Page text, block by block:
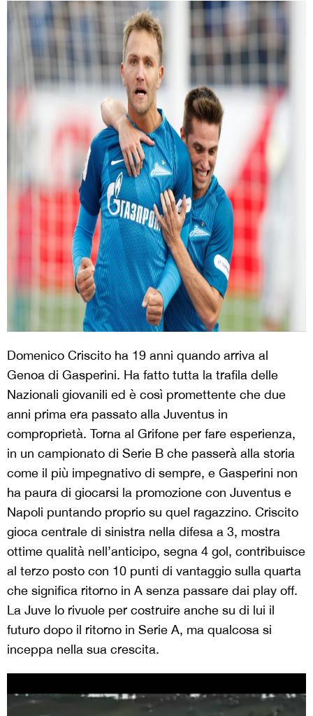
Domenico Criscito ha 19 anni quando arriva al
Genoa di Gasperini. Ha fatto tutta la trafila delle
Nazionali giovanili ed è così promettente che due
anni prima era passato alla Juventus in
comproprietà. Torna al Grifone per fare esperienza,
in un campionato di Serie B che passerà alla storia
come il più impegnativo di sempre, e Gasperini non
ha paura di giocarsi la promozione con Juventus e
Napoli puntando proprio su quel ragazzino. Criscito
gioca centrale di sinistra nella difesa a 3, mostra
ottime qualità nell’anticipo, segna 4 gol, contribuisce
al terzo posto con 10 punti di vantaggio sulla quarta
che significa ritorno in A senza passare dai play off.
La Juve lo rivuole per costruire anche su di lui il
futuro dopo il ritorno in Serie A, ma qualcosa si
inceppa nella sua crescita.